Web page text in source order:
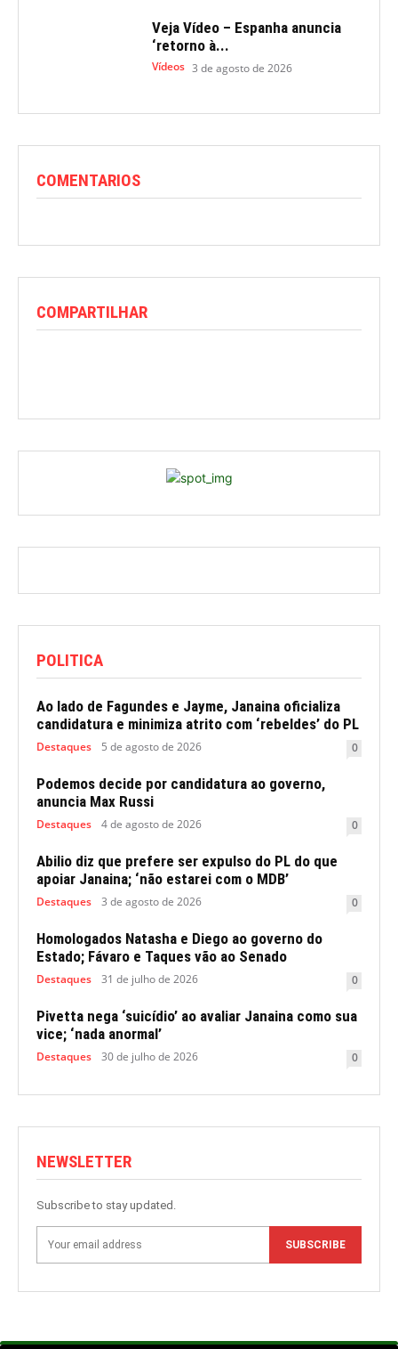
Veja Vídeo – Espanha anuncia
‘retorno à...
Vídeos 3 de agosto de 2026
COMENTARIOS
COMPARTILHAR
POLITICA
Ao lado de Fagundes e Jayme, Janaina oficializa
candidatura e minimiza atrito com ‘rebeldes’ do PL
Destaques 5 de agosto de 2026 0
Podemos decide por candidatura ao governo,
anuncia Max Russi
Destaques 4 de agosto de 2026 0
Abilio diz que prefere ser expulso do PL do que
apoiar Janaina; ‘não estarei com o MDB’
Destaques 3 de agosto de 2026 0
Homologados Natasha e Diego ao governo do
Estado; Fávaro e Taques vão ao Senado
Destaques 31 de julho de 2026 0
Pivetta nega ‘suicídio’ ao avaliar Janaina como sua
vice; ‘nada anormal’
Destaques 30 de julho de 2026 0
NEWSLETTER
Subscribe to stay updated.
SUBSCRIBE